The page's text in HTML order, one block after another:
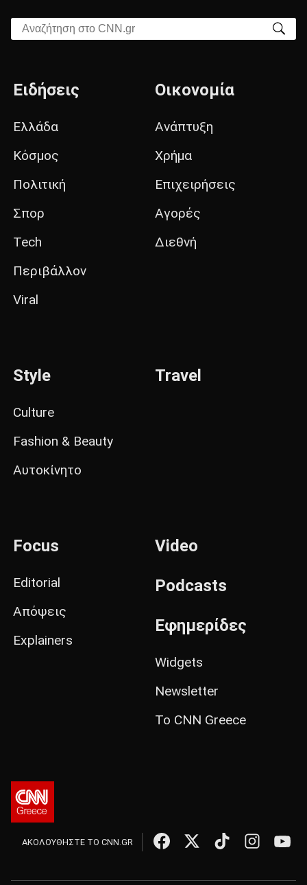
Αναζήτηση στο CNN.gr
Ειδήσεις
Ελλάδα
Κόσμος
Πολιτική
Σπορ
Tech
Περιβάλλον
Viral
Οικονομία
Ανάπτυξη
Χρήμα
Επιχειρήσεις
Αγορές
Διεθνή
Style
Culture
Fashion & Beauty
Αυτοκίνητο
Travel
Focus
Editorial
Απόψεις
Explainers
Video
Podcasts
Εφημερίδες
Widgets
Newsletter
Το CNN Greece
ΑΚΟΛΟΥΘΗΣΤΕ ΤΟ CNN.GR